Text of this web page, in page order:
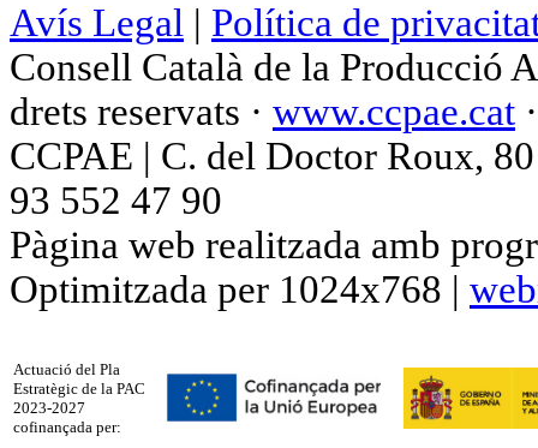
Avís Legal | Política de
Consell Català de la Producció
drets reservats · www.ccpae.cat
CCPAE | C. del Doctor Roux,
93 552 47 90
Pàgina web realitzada amb
Optimitzada per 1024x768 |
Actuació del Pla
Estratègic de la PAC
2023-2027
cofinançada per: